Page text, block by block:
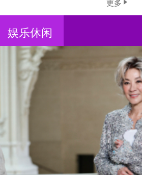
更多
娱乐休闲